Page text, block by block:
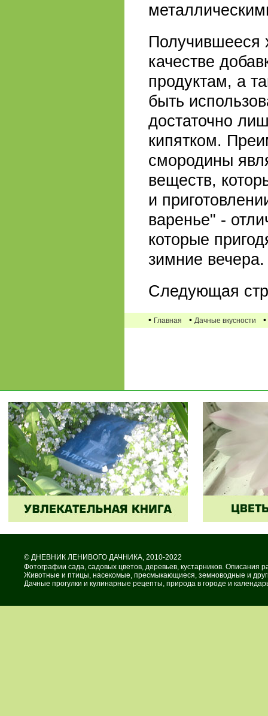
Получившееся
качестве
продуктам, а
быть
достаточно
кипятком.
смородины
веществ,
и
варенье" -
которые
зимние вечера.
Следующая
• Главная • Дачные вкусности •
© ДНЕВНИК ЛЕНИВОГО ДАЧНИКА, 2010-2022
Фотографии сада, садовых цветов, деревьев, кустарников. Описания
Животные и птицы, насекомые, пресмыкающиеся, земноводные и
Дачные прогулки и кулинарные рецепты, природа в городе и